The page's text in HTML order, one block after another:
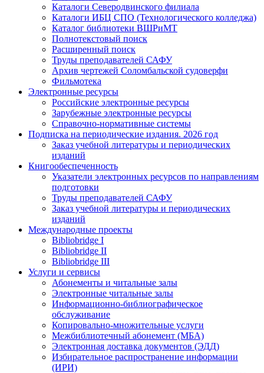
Каталоги Северодвинского филиала
Каталоги ИБЦ СПО (Технологического колледжа)
Каталог библиотеки ВШРиМТ
Полнотекстовый поиск
Расширенный поиск
Труды преподавателей САФУ
Архив чертежей Соломбальской судоверфи
Фильмотека
Электронные ресурсы
Российские электронные ресурсы
Зарубежные электронные ресурсы
Справочно-нормативные системы
Подписка на периодические издания. 2026 год
Заказ учебной литературы и периодических
изданий
Книгообеспеченность
Указатели электронных ресурсов по направлениям
подготовки
Труды преподавателей САФУ
Заказ учебной литературы и периодических
изданий
Международные проекты
Bibliobridge I
Bibliobridge II
Bibliobridge III
Услуги и сервисы
Абонементы и читальные залы
Электронные читальные залы
Информационно-библиографическое
обслуживание
Копировально-множительные услуги
Межбиблиотечный абонемент (МБА)
Электронная доставка документов (ЭДД)
Избирательное распространение информации
(ИРИ)